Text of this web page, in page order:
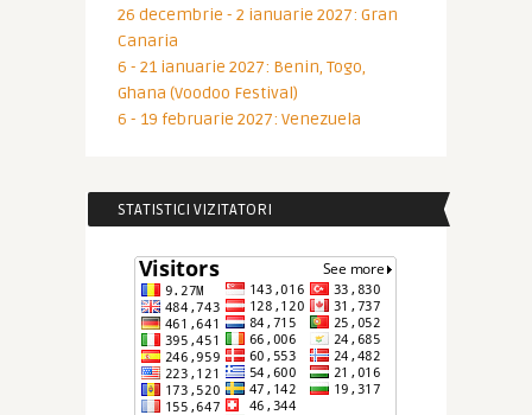
26 decembrie - 2 ianuarie 2027: Gran
Canaria
6 - 21 ianuarie 2027: Benin, Togo,
Ghana (Voodoo Festival)
6 - 19 februarie 2027: Venezuela
STATISTICI VIZITATORI